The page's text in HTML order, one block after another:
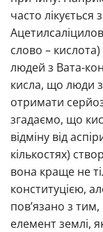
часто
слово –
людей з Вата-
кисла, що люди
отримати
згадаємо, що
відміну від
кількостях)
вона краще не
конституцією,
пов’язано з
елемент землі,